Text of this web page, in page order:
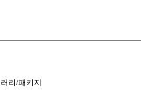
리/패키지